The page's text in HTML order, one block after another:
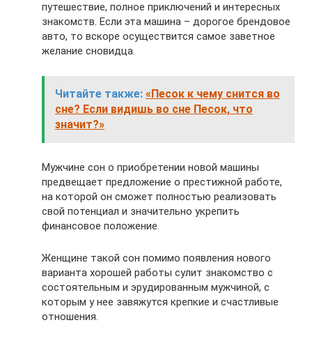
путешествие, полное приключений и интересных
знакомств. Если эта машина – дорогое брендовое
авто, то вскоре осуществится самое заветное
желание сновидца.
Читайте также: «Песок к чему снится во
сне? Если видишь во сне Песок, что
значит?»
Мужчине сон о приобретении новой машины
предвещает предложение о престижной работе,
на которой он сможет полностью реализовать
свой потенциал и значительно укрепить
финансовое положение.
Женщине такой сон помимо появления нового
варианта хорошей работы сулит знакомство с
состоятельным и эрудированным мужчиной, с
которым у нее завяжутся крепкие и счастливые
отношения.